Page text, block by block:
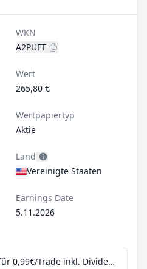
WKN
A2PUFT
Wert
265,80 €
Wertpapiertyp
Aktie
Land
Vereinigte Staaten
Earnings Date
5.11.2026
Onto Innovation Inc für 0,99€/Trade inkl. Dividend Reinvestment Plan